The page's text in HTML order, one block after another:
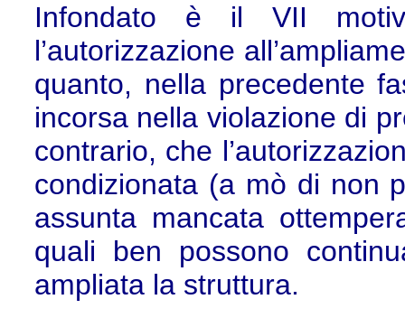
Infondato è il VII
l’autorizzazione
quanto, nella precedente
incorsa nella violazione di
contrario, che
condizionata (a mò di non
assunta mancata
quali ben possono
ampliata la struttura.